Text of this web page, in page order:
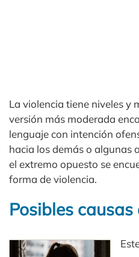
La violencia tiene niveles y
versión más moderada
lenguaje con intención
hacia los demás o algunas
el extremo opuesto se
forma de violencia.
Posibles